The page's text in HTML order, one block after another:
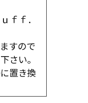
ｆｆ．
すので
さい。
置き換